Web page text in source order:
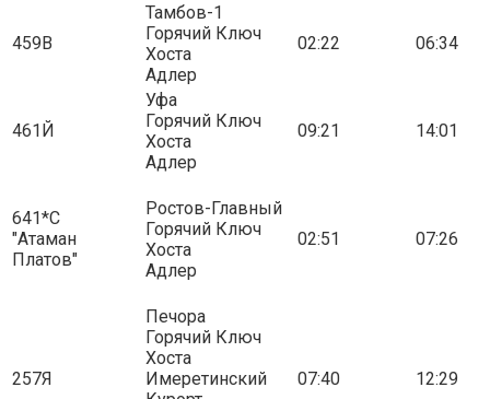
459В
Тамбов-1
Горячий Ключ
Хоста
Адлер
02:22 06:34
461Й
Уфа
Горячий Ключ
Хоста
Адлер
09:21 14:01
641*С
"Атаман
Платов"
Ростов-Главный
Горячий Ключ
Хоста
Адлер
02:51 07:26
257Я
Печора
Горячий Ключ
Хоста
Имеретинский
07:40 12:29